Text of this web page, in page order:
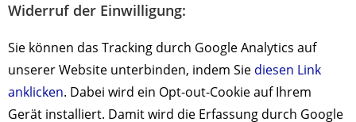
Widerruf der Einwilligung:
Sie können das Tracking durch Google Analytics auf
unserer Website unterbinden, indem Sie diesen Link
anklicken. Dabei wird ein Opt-out-Cookie auf Ihrem
Gerät installiert. Damit wird die Erfassung durch Google